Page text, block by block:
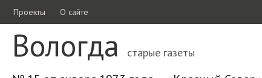
Проекты О сайте
Вологда старые газеты